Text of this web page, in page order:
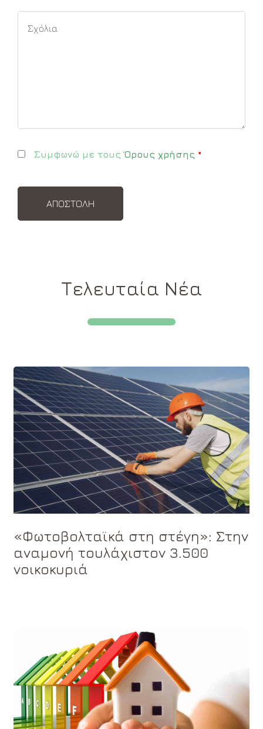
Συμφωνώ με τουςΌρους χρήσης *
Τελευταία Νέα
«Φωτοβολταϊκά στη στέγη»: Στην
αναμονή τουλάχιστον 3.500
νοικοκυριά